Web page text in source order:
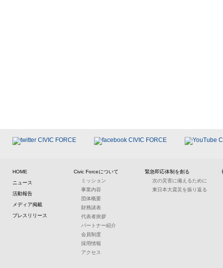
HOME
ニュース
活動報告
メディア掲載
プレスリリース
Civic Forceについて
ミッション
事業内容
団体概要
財務諸表
代表者挨拶
パートナー紹介
会員制度
採用情報
アクセス
緊急即応体制を創る
次の災害に備えるために
東日本大震災を振り返る